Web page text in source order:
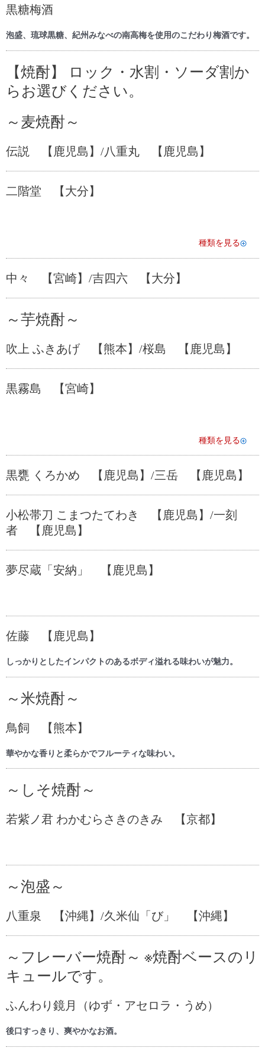
黒糖梅酒
泡盛、琉球黒糖、紀州みなべの南高梅を使用のこだわり梅酒です。
【焼酎】 ロック・水割・ソーダ割か
らお選びください。
～麦焼酎～
伝説 【鹿児島】/八重丸 【鹿児島】
二階堂 【大分】
種類を見る
中々 【宮崎】/吉四六 【大分】
～芋焼酎～
吹上 ふきあげ 【熊本】/桜島 【鹿児島】
黒霧島 【宮崎】
種類を見る
黒甕 くろかめ 【鹿児島】/三岳 【鹿児島】
小松帯刀 こまつたてわき 【鹿児島】/一刻
者 【鹿児島】
夢尽蔵「安納」 【鹿児島】
佐藤 【鹿児島】
しっかりとしたインパクトのあるボディ溢れる味わいが魅力。
～米焼酎～
鳥飼 【熊本】
華やかな香りと柔らかでフルーティな味わい。
～しそ焼酎～
若紫ノ君 わかむらさきのきみ 【京都】
～泡盛～
八重泉 【沖縄】/久米仙「び」 【沖縄】
～フレーバー焼酎～ ※焼酎ベースのリ
キュールです。
ふんわり鏡月（ゆず・アセロラ・うめ）
後口すっきり、爽やかなお酒。